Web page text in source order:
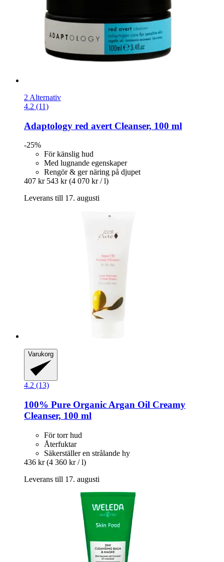
2 Alternativ
4.2 (11)
Adaptology red avert Cleanser, 100 ml
-25%
För känslig hud
Med lugnande egenskaper
Rengör & ger näring på djupet
407 kr 543 kr (4 070 kr / l)
Leverans till 17. augusti
Varukorg
4.2 (13)
100% Pure Organic Argan Oil Creamy
Cleanser, 100 ml
För torr hud
Återfuktar
Säkerställer en strålande hy
436 kr (4 360 kr / l)
Leverans till 17. augusti